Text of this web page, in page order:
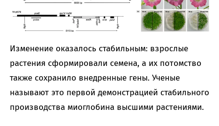
Изменение оказалось стабильным: взрослые
растения сформировали семена, а их потомство
также сохранило внедренные гены. Ученые
называют это первой демонстрацией стабильного
производства миоглобина высшими растениями.